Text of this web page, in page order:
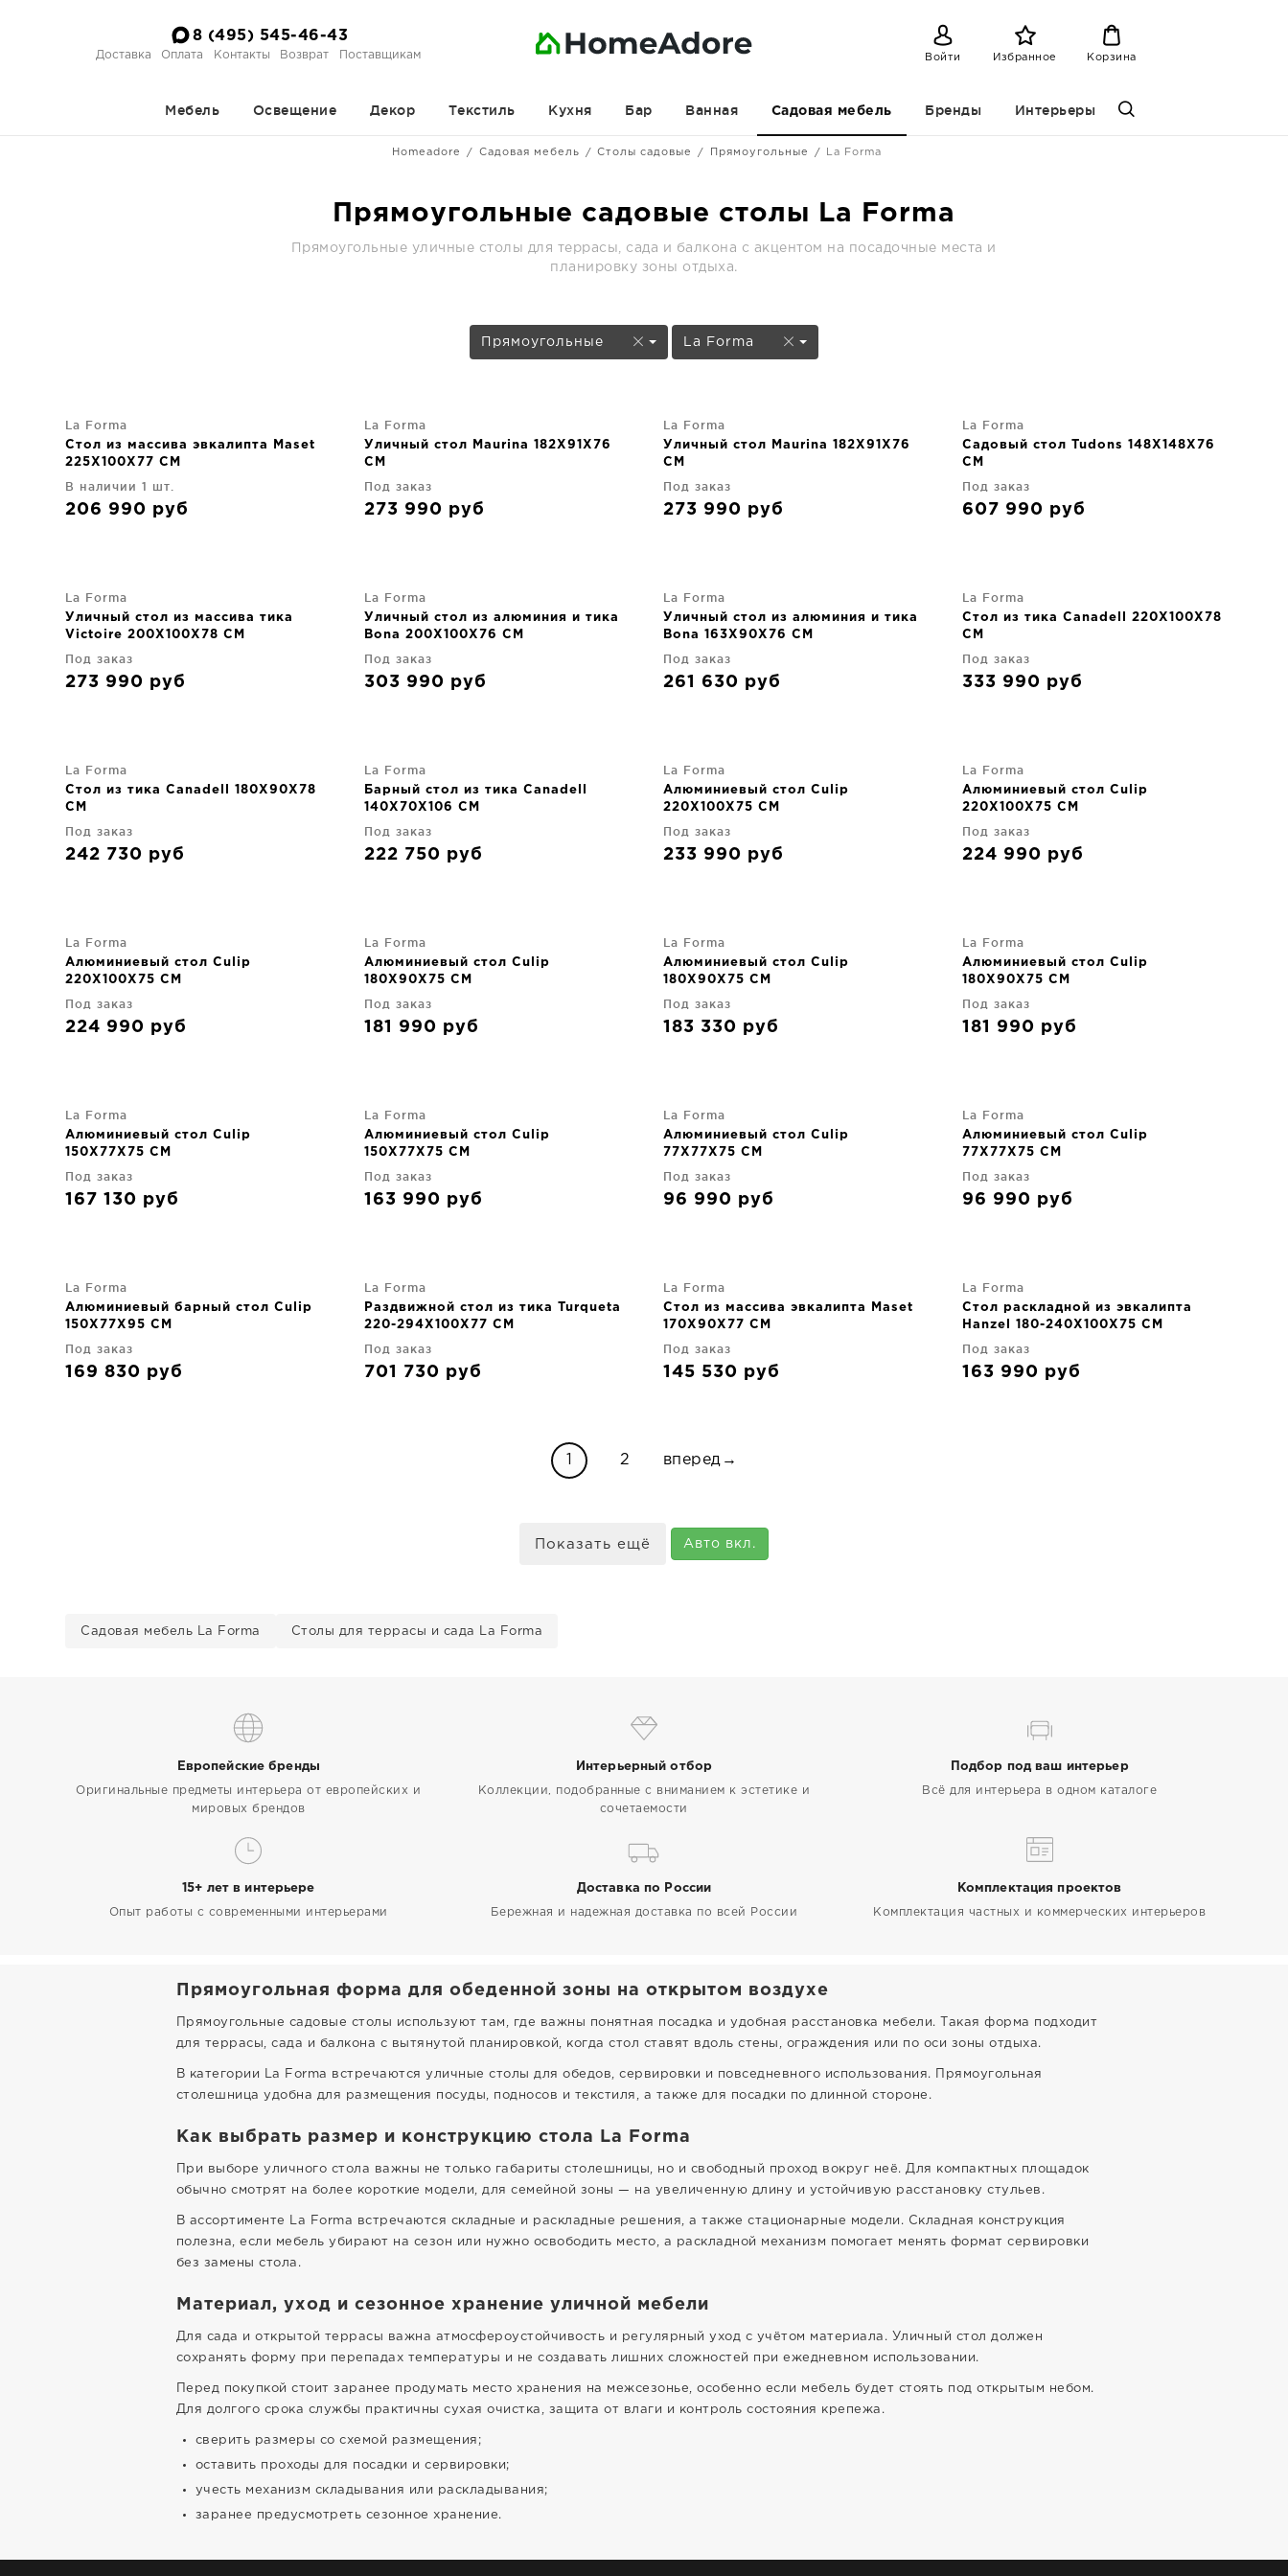
8 (495) 545-46-43
Доставка Оплата Контакты Возврат Поставщикам Войти Избранное Корзина
Мебель Освещение Декор Текстиль Кухня Бар Ванная Садовая мебель Бренды Интерьеры
Homeadore Садовая мебель Столы садовые Прямоугольные La Forma
Прямоугольные садовые столы La Forma
Прямоугольные уличные столы для террасы, сада и балкона с акцентом на посадочные места и
планировку зоны отдыха.
Прямоугольные La Forma
La Forma
Стол из массива эвкалипта Maset
225X100X77 CM
В наличии 1 шт.
206 990 руб
La Forma
Уличный стол Maurina 182X91X76
CM
Под заказ
273 990 руб
La Forma
Уличный стол Maurina 182X91X76
CM
Под заказ
273 990 руб
La Forma
Садовый стол Tudons 148X148X76
CM
Под заказ
607 990 руб
La Forma
Уличный стол из массива тика
Victoire 200X100X78 CM
Под заказ
273 990 руб
La Forma
Уличный стол из алюминия и тика
Bona 200X100X76 CM
Под заказ
303 990 руб
La Forma
Уличный стол из алюминия и тика
Bona 163X90X76 CM
Под заказ
261 630 руб
La Forma
Стол из тика Canadell 220X100X78
CM
Под заказ
333 990 руб
La Forma
Стол из тика Canadell 180X90X78
CM
Под заказ
242 730 руб
La Forma
Барный стол из тика Canadell
140X70X106 CM
Под заказ
222 750 руб
La Forma
Алюминиевый стол Culip
220X100X75 CM
Под заказ
233 990 руб
La Forma
Алюминиевый стол Culip
220X100X75 CM
Под заказ
224 990 руб
La Forma
Алюминиевый стол Culip
220X100X75 CM
Под заказ
224 990 руб
La Forma
Алюминиевый стол Culip
180X90X75 CM
Под заказ
181 990 руб
La Forma
Алюминиевый стол Culip
180X90X75 CM
Под заказ
183 330 руб
La Forma
Алюминиевый стол Culip
180X90X75 CM
Под заказ
181 990 руб
La Forma
Алюминиевый стол Culip
150X77X75 CM
Под заказ
167 130 руб
La Forma
Алюминиевый стол Culip
150X77X75 CM
Под заказ
163 990 руб
La Forma
Алюминиевый стол Culip
77X77X75 CM
Под заказ
96 990 руб
La Forma
Алюминиевый стол Culip
77X77X75 CM
Под заказ
96 990 руб
La Forma
Алюминиевый барный стол Culip
150X77X95 CM
Под заказ
169 830 руб
La Forma
Раздвижной стол из тика Turqueta
220-294X100X77 CM
Под заказ
701 730 руб
La Forma
Стол из массива эвкалипта Maset
170X90X77 CM
Под заказ
145 530 руб
La Forma
Стол раскладной из эвкалипта
Hanzel 180-240X100X75 CM
Под заказ
163 990 руб
2 вперед→
Показать ещё Авто вкл.
Садовая мебель La Forma Столы для террасы и сада La Forma
Европейские бренды
Оригинальные предметы интерьера от европейских и
мировых брендов
Интерьерный отбор
Коллекции, подобранные с вниманием к эстетике и
сочетаемости
Подбор под ваш интерьер
Всё для интерьера в одном каталоге
15+ лет в интерьере
Опыт работы с современными интерьерами
Доставка по России
Бережная и надежная доставка по всей России
Комплектация проектов
Комплектация частных и коммерческих интерьеров
Прямоугольная форма для обеденной зоны на открытом воздухе
Прямоугольные садовые столы используют там, где важны понятная посадка и удобная расстановка мебели. Такая форма подходит
для террасы, сада и балкона с вытянутой планировкой, когда стол ставят вдоль стены, ограждения или по оси зоны отдыха.
В категории La Forma встречаются уличные столы для обедов, сервировки и повседневного использования. Прямоугольная
столешница удобна для размещения посуды, подносов и текстиля, а также для посадки по длинной стороне.
Как выбрать размер и конструкцию стола La Forma
При выборе уличного стола важны не только габариты столешницы, но и свободный проход вокруг неё. Для компактных площадок
обычно смотрят на более короткие модели, для семейной зоны — на увеличенную длину и устойчивую расстановку стульев.
В ассортименте La Forma встречаются складные и раскладные решения, а также стационарные модели. Складная конструкция
полезна, если мебель убирают на сезон или нужно освободить место, а раскладной механизм помогает менять формат сервировки
без замены стола.
Материал, уход и сезонное хранение уличной мебели
Для сада и открытой террасы важна атмосфероустойчивость и регулярный уход с учётом материала. Уличный стол должен
сохранять форму при перепадах температуры и не создавать лишних сложностей при ежедневном использовании.
Перед покупкой стоит заранее продумать место хранения на межсезонье, особенно если мебель будет стоять под открытым небом.
Для долгого срока службы практичны сухая очистка, защита от влаги и контроль состояния крепежа.
сверить размеры со схемой размещения;
оставить проходы для посадки и сервировки;
учесть механизм складывания или раскладывания;
заранее предусмотреть сезонное хранение.